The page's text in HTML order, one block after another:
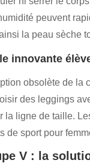
peuvent
la peau sèche
innovante
obsolète de
des leggings
la ligne de taille.
de sport pour
V : la